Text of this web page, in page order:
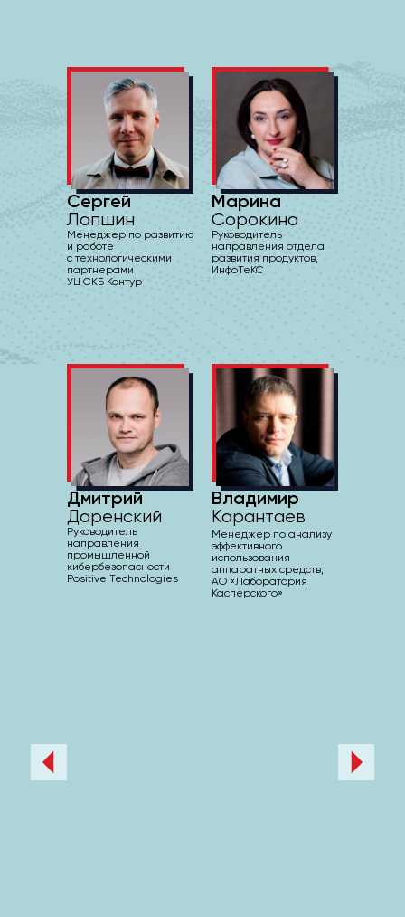
Марина
Сорокина
Руководитель
направления отдела
развития продуктов,
ИнфоТеКС
Сергей
Лапшин
Менеджер по развитию
и работе
с технологическими
партнерами
УЦ СКБ Контур
Владимир
Карантаев
Менеджер по анализу
эффективного
использования
аппаратных средств,
АО «Лаборатория
Касперского»
Дмитрий
Даренский
Руководитель
направления
промышленной
кибербезопасности
Positive Technologies